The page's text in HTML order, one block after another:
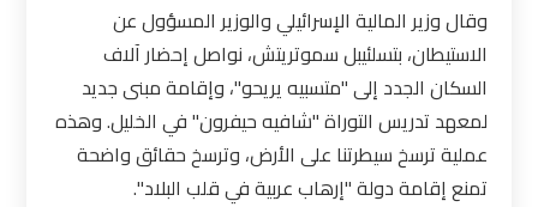
وقال وزير المالية الإسرائيلي والوزير المسؤول عن
الاستيطان، بتسلئيبل سموتريتش، نواصل إحضار آلاف
السكان الجدد إلى "متسبيه يريحو"، وإقامة مبنى جديد
لمعهد تدريس التوراة "شافيه حيفرون" في الخليل. وهذه
عملية ترسخ سيطرتنا على الأرض، وترسخ حقائق واضحة
تمنع إقامة دولة "إرهاب عربية في قلب البلاد"
.